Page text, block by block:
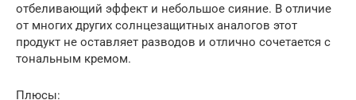
отбеливающий эффект и небольшое сияние. В отличие
от многих других солнцезащитных аналогов этот
продукт не оставляет разводов и отлично сочетается с
тональным кремом.
Плюсы: